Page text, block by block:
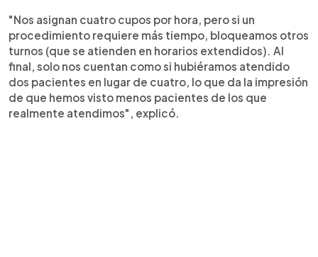
"Nos asignan cuatro cupos por hora, pero si un
procedimiento requiere más tiempo, bloqueamos otros
turnos (que se atienden en horarios extendidos). Al
final, solo nos cuentan como si hubiéramos atendido
dos pacientes en lugar de cuatro, lo que da la impresión
de que hemos visto menos pacientes de los que
realmente atendimos", explicó.